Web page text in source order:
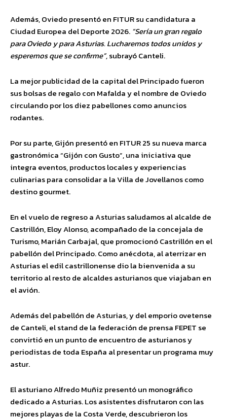
Además, Oviedo presentó en FITUR su candidatura a
Ciudad Europea del Deporte 2026. “Sería un gran regalo
para Oviedo y para Asturias. Lucharemos todos unidos y
esperemos que se confirme”,subrayó Canteli.
La mejor publicidad de la capital del Principado fueron
sus bolsas de regalo con Mafalda y el nombre de Oviedo
circulando por los diez pabellones como anuncios
rodantes.
Por su parte, Gijón presentó en FITUR 25 su nueva marca
gastronómica “Gijón con Gusto”, una iniciativa que
integra eventos, productos locales y experiencias
culinarias para consolidar a la Villa de Jovellanos como
destino gourmet.
En el vuelo de regreso a Asturias saludamos al alcalde de
Castrillón, Eloy Alonso, acompañado de la concejala de
Turismo, Marián Carbajal, que promocionó Castrillón en el
pabellón del Principado. Como anécdota, al aterrizar en
Asturias el edil castrillonense dio la bienvenida a su
territorio al resto de alcaldes asturianos que viajaban en
el avión.
Además del pabellón de Asturias, y del emporio ovetense
de Canteli, el stand de la federación de prensa FEPET se
convirtió en un punto de encuentro de asturianos y
periodistas de toda España al presentar un programa muy
astur.
El asturiano Alfredo Muñiz presentó un monográfico
dedicado a Asturias. Los asistentes disfrutaron con las
mejores playas de la Costa Verde, descubrieron los